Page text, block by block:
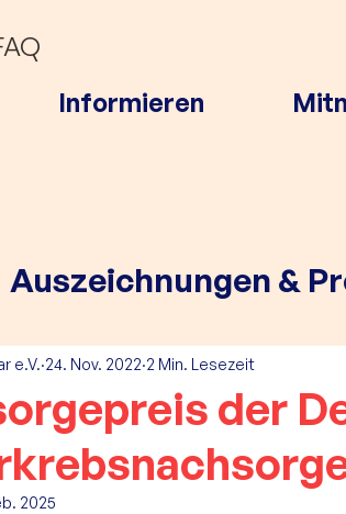
Informieren
Auszeichnungen &
der
e.V. 24. Nov. 2022 2 Min. Lesezeit
2025